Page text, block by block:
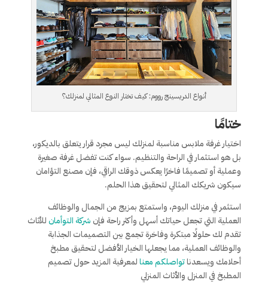
أنواع الدريسينج رووم: كيف تختار النوع المثالي لمنزلك؟
ختامًا
اختيار غرفة ملابس مناسبة لمنزلك ليس مجرد قرار يتعلق بالديكور،
بل هو استثمار في الراحة والتنظيم. سواء كنت تفضل غرفة صغيرة
وعملية أو تصميمًا فاخرًا يعكس ذوقك الراقي، فإن مصنع التؤامان
سيكون شريكك المثالي لتحقيق هذا الحلم.
استثمر في منزلك اليوم، واستمتع بمزيج من الجمال والوظائف
العملية التي تجعل حياتك أسهل وأكثر راحة فإن شركة التوأمانللأثاث
تقدم لك حلولًا مبتكرة وفاخرة تجمع بين التصميمات الجذابة
والوظائف العملية، مما يجعلها الخيار الأفضل لتحقيق مطبخ
أحلامك ويسعدناتواصلكم معنالمعرفية المزيد حول تصميم
المطبخ في المنزل والأثاث المنزلي